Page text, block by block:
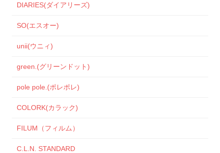
DIARIES(ダイアリーズ)
SO(エスオー)
unii(ウニィ)
green.(グリーンドット)
pole pole.(ポレポレ)
COLORK(カラック)
FILUM（フィルム）
C.L.N. STANDARD